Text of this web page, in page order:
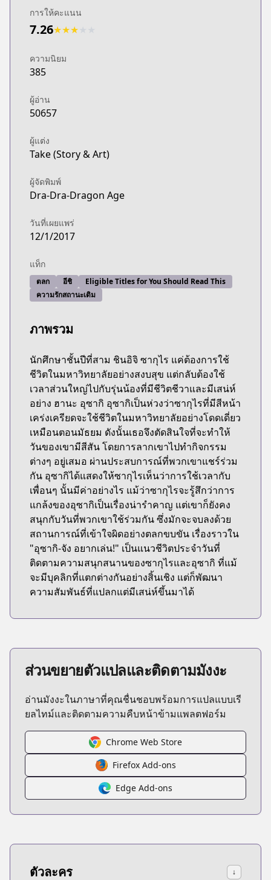
การให้คะแนน
7.26★★★
ความนิยม
385
ผู้อ่าน
50657
ผู้แต่ง
Take (Story & Art)
ผู้จัดพิมพ์
Dra-Dra-Dragon Age
วันที่เผยแพร่
12/1/2017
แท็ก
ตลก อีชิ
Eligible Titles for You Should Read This
ความรักสถานะเดิม
ภาพรวม
นักศึกษาชั้นปีที่สาม ชินอิจิ ซากุไร แค่ต้องการใช้
ชีวิตในมหาวิทยาลัยอย่างสงบสุข แต่กลับต้องใช้
เวลาส่วนใหญ่ไปกับรุ่นน้องที่มีชีวิตชีวาและมีเสน่ห์
อย่าง ฮานะ อุซากิ อุซากิเป็นห่วงว่าซากุไรที่มีสีหน้า
เคร่งเครียดจะใช้ชีวิตในมหาวิทยาลัยอย่างโดดเดี่ยว
เหมือนตอนมัธยม ดังนั้นเธอจึงตัดสินใจที่จะทำให้
วันของเขามีสีสัน โดยการลากเขาไปทำกิจกรรม
ต่างๆ อยู่เสมอ ผ่านประสบการณ์ที่พวกเขาแชร์ร่วม
กัน อุซากิได้แสดงให้ซากุไรเห็นว่าการใช้เวลากับ
เพื่อนๆ นั้นมีค่าอย่างไร แม้ว่าซากุไรจะรู้สึกว่าการ
แกล้งของอุซากิเป็นเรื่องน่ารำคาญ แต่เขาก็ยังคง
สนุกกับวันที่พวกเขาใช้ร่วมกัน ซึ่งมักจะจบลงด้วย
สถานการณ์ที่เข้าใจผิดอย่างตลกขบขัน เรื่องราวใน
"อุซากิ-จัง อยากเล่น!" เป็นแนวชีวิตประจำวันที่
ติดตามความสนุกสนานของซากุไรและอุซากิ ที่แม้
จะมีบุคลิกที่แตกต่างกันอย่างสิ้นเชิง แต่ก็พัฒนา
ความสัมพันธ์ที่แปลกแต่มีเสน่ห์ขึ้นมาได้
ส่วนขยายตัวแปลและติดตามมังงะ
อ่านมังงะในภาษาที่คุณชื่นชอบพร้อมการแปลแบบเรี
ยลไทม์และติดตามความคืบหน้าข้ามแพลตฟอร์ม
Chrome Web Store
Firefox Add-ons
Edge Add-ons
ตัวละคร ↓